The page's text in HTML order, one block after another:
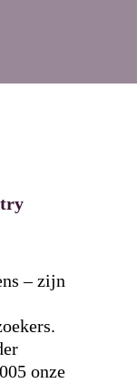
– zijn
.
onze